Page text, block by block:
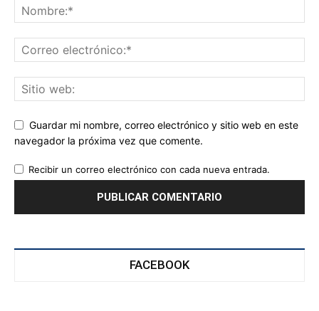
Guardar mi nombre, correo electrónico y sitio web en este
navegador la próxima vez que comente.
Recibir un correo electrónico con cada nueva entrada.
FACEBOOK